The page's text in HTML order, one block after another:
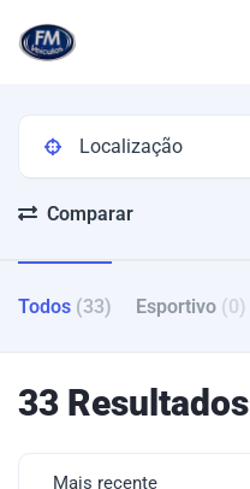
Comparar
Todos (33) Esportivo (0)
33 Resultados
Mais recente